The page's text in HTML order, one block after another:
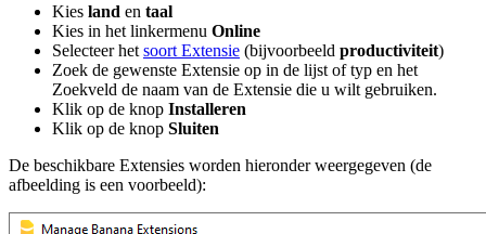
Kies land en taal
Kies in het linkermenu Online
Selecteer het soort Extensie (bijvoorbeeld productiviteit)
Zoek de gewenste Extensie op in de lijst of typ en het
Zoekveld de naam van de Extensie die u wilt gebruiken.
Klik op de knop Installeren
Klik op de knop Sluiten
De beschikbare Extensies worden hieronder weergegeven (de
afbeelding is een voorbeeld):